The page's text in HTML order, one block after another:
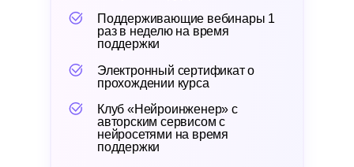
Поддерживающие вебинары 1
раз в неделю на время
поддержки
Электронный сертификат о
прохождении курса
Клуб «Нейроинженер» с
авторским сервисом с
нейросетями на время
поддержки